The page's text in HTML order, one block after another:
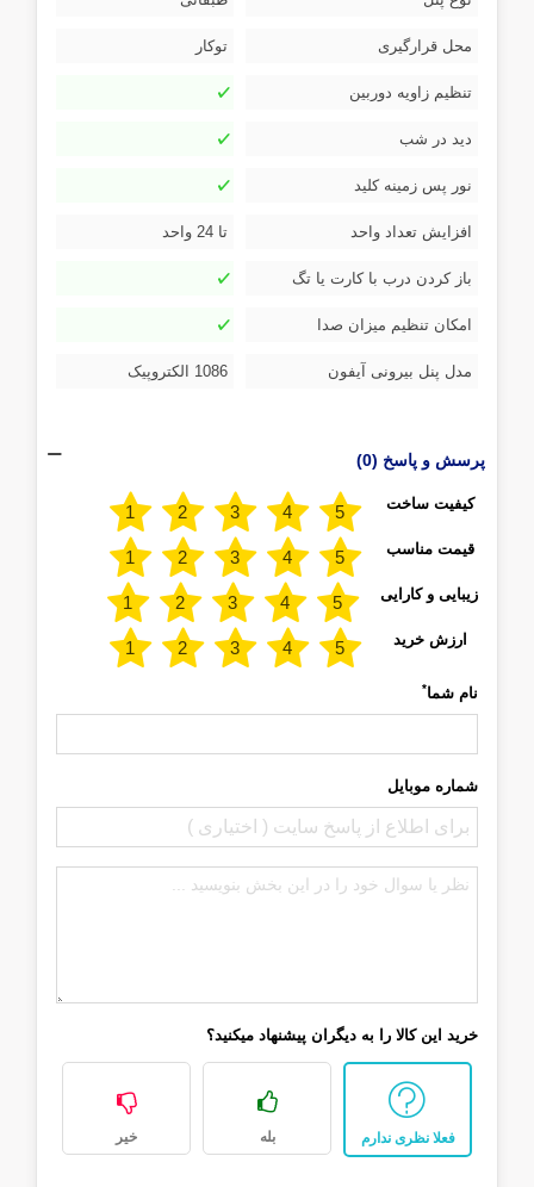
محل قرارگیری توکار
تنظیم زاویه دوربین
دید در شب
نور پس زمینه کلید
افزایش تعداد واحد تا 24 واحد
باز کردن درب با کارت یا تگ
امکان تنظیم میزان صدا
مدل پنل بیرونی آیفون 1086 الکتروپیک
پرسش و پاسخ (0)
کیفیت ساخت
قیمت مناسب
زیبایی و کارایی
ارزش خرید
نام شما*
شماره موبایل
خرید این کالا را به دیگران پیشنهاد میکنید؟
فعلا نظری ندارم بله خیر